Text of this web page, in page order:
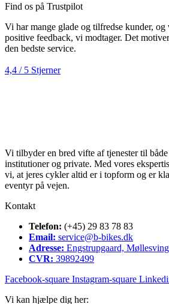
Find os på Trustpilot
Vi har mange glade og tilfredse kunder,
positive feedback, vi modtager. Det
den bedste service.
4,4 / 5 Stjerner
Vi tilbyder en bred vifte af tjenester til
institutioner og private. Med vores
vi, at jeres cykler altid er i topform og er
eventyr på vejen.
Kontakt
Telefon: (+45) 29 83 78 83
Email: service@b-bikes.dk
Adresse: Engstrupgaard,
CVR: 39892499
Facebook-square Instagram-square
Vi kan hjælpe dig her: